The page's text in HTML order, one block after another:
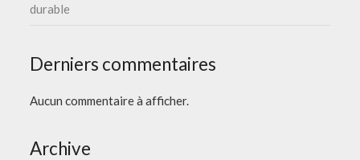
durable
Derniers commentaires
Aucun commentaire à afficher.
Archive